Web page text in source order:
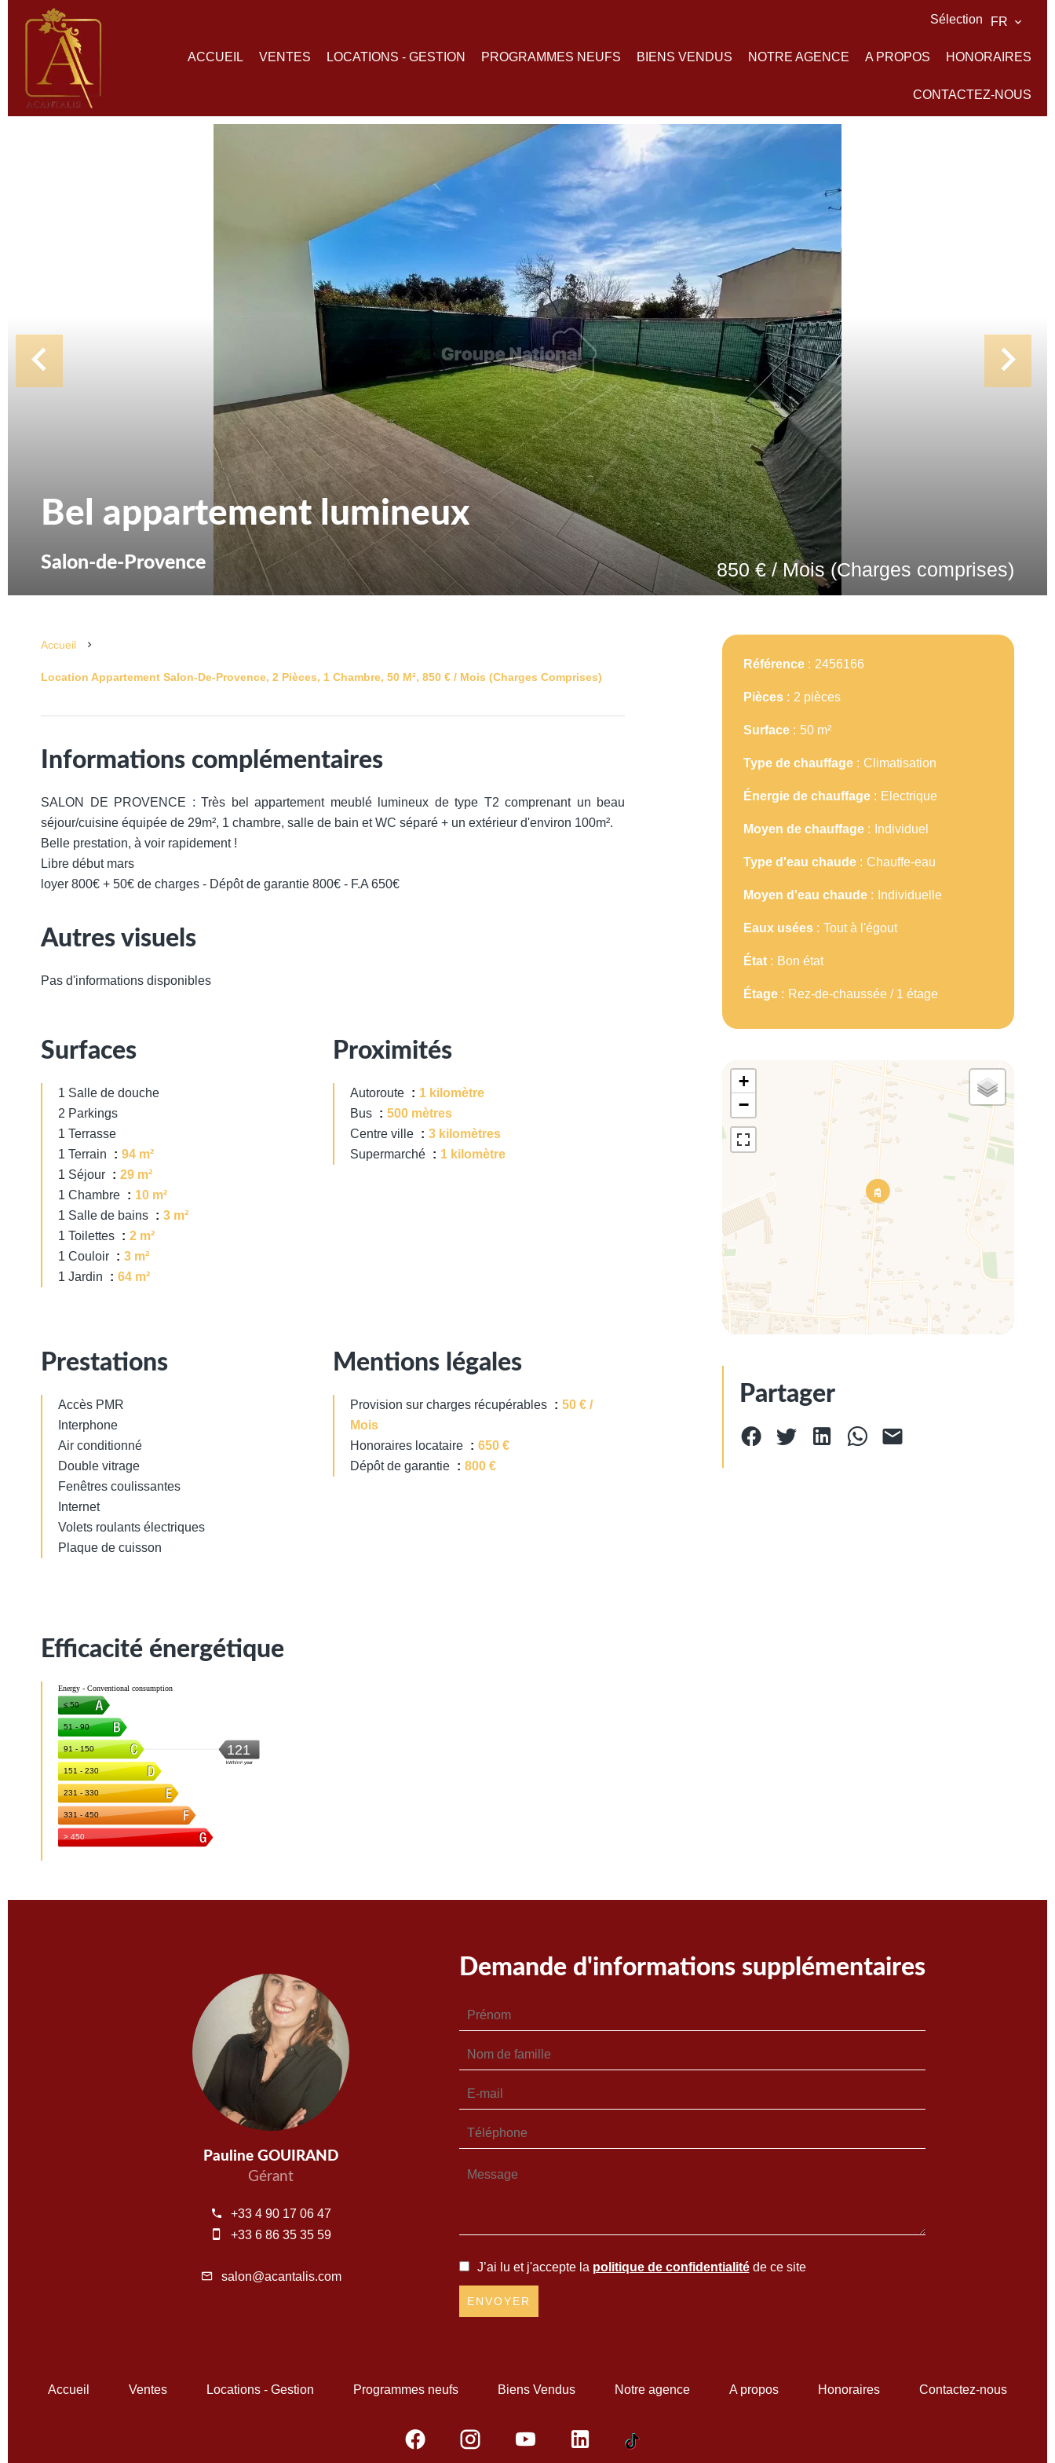
Sélection FR
ACCUEIL VENTES LOCATIONS - GESTION PROGRAMMES NEUFS BIENS VENDUS NOTRE AGENCE A PROPOS HONORAIRES
CONTACTEZ-NOUS
Bel appartement lumineux
Salon-de-Provence 850 € / Mois (Charges comprises)
Accueil
Location Appartement Salon-De-Provence, 2 Pièces, 1 Chambre, 50 M², 850 € / Mois (Charges Comprises)
Informations complémentaires
SALON DE PROVENCE : Très bel appartement meublé lumineux de type T2 comprenant un beau
séjour/cuisine équipée de 29m², 1 chambre, salle de bain et WC séparé + un extérieur d'environ 100m².
Belle prestation, à voir rapidement !
Libre début mars
loyer 800€ + 50€ de charges - Dépôt de garantie 800€ - F.A 650€
Autres visuels
Pas d'informations disponibles
Surfaces
1 Salle de douche
2 Parkings
1 Terrasse
1 Terrain
94 m²
1 Séjour
29 m²
1 Chambre
10 m²
1 Salle de bains
3 m²
1 Toilettes
2 m²
1 Couloir
3 m²
1 Jardin
64 m²
Proximités
Autoroute
1 kilomètre
Bus
500 mètres
Centre ville
3 kilomètres
Supermarché
1 kilomètre
Prestations
Accès PMR
Interphone
Air conditionné
Double vitrage
Fenêtres coulissantes
Internet
Volets roulants électriques
Plaque de cuisson
Mentions légales
Provision sur charges récupérables
50 € /
Mois
Honoraires locataire
650 €
Dépôt de garantie
800 €
Efficacité énergétique
Référence 2456166
Pièces 2 pièces
Surface 50 m²
Type de chauffage Climatisation
Énergie de chauffage Electrique
Moyen de chauffage Individuel
Type d'eau chaude Chauffe-eau
Moyen d'eau chaude Individuelle
Eaux usées Tout à l'égout
État Bon état
Étage Rez-de-chaussée / 1 étage
+
−
Partager
Pauline GOUIRAND
Gérant
+33 4 90 17 06 47
+33 6 86 35 35 59
salon@acantalis.com
Demande d'informations supplémentaires
J’ai lu et j'accepte la politique de confidentialitéde ce site
ENVOYER
Accueil Ventes Locations - Gestion Programmes neufs Biens Vendus Notre agence A propos Honoraires Contactez-nous